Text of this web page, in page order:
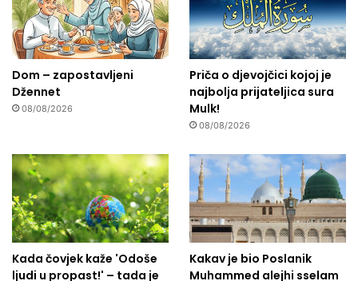
Dom – zapostavljeni
Džennet
08/08/2026
Priča o djevojčici kojoj je
najbolja prijateljica sura
Mulk!
08/08/2026
Kada čovjek kaže 'Odoše
ljudi u propast!' – tada je
Kakav je bio Poslanik
Muhammed alejhi sselam